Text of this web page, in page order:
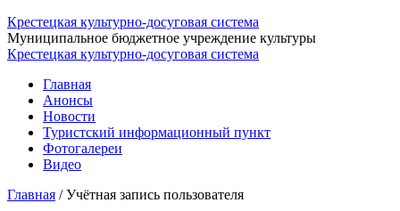
Крестецкая культурно-досуговая система
Муниципальное бюджетное учреждение культуры
Крестецкая культурно-досуговая система
Главная
Анонсы
Новости
Туристский информационный пункт
Фотогалереи
Видео
Главная /Учётная запись пользователя